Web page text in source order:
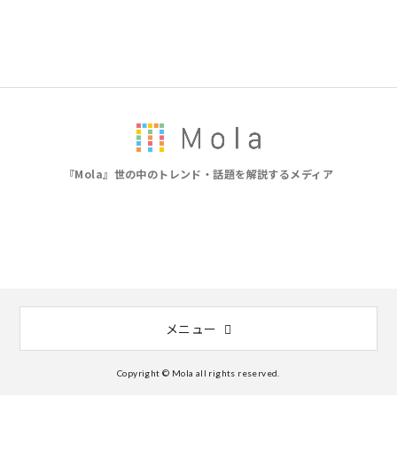
『Mola』世の中のトレンド・話題を解説するメディア
メニュー
Copyright © Mola all rights reserved.